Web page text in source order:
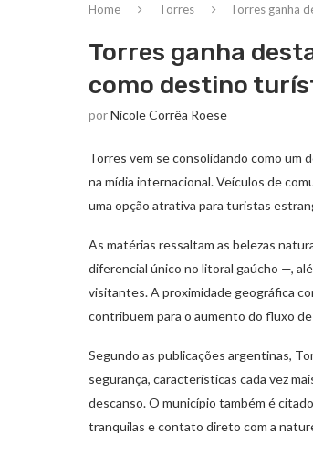
Home Torres Torres ganha
Torres ganha
como destino
porNicole Corrêa Roese
Torres vem se consolidando como um
na mídia internacional. Veículos de
uma opção atrativa para turistas
As matérias ressaltam as belezas
diferencial único no litoral gaúcho —,
visitantes. A proximidade geográfica
contribuem para o aumento do fluxo
Segundo as publicações argentinas,
segurança, características cada vez
descanso. O município também é
tranquilas e contato direto com a